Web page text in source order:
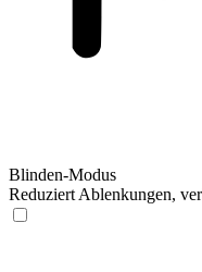
Blinden-Modus
Reduziert Ablenkungen,